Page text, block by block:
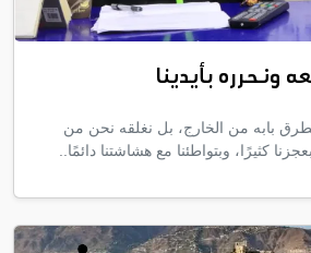
ونحرره بأيدينا
بابه من الخارج، بل نغلقه نحن من
كثيرًا، وبتواطئنا مع هشاشتنا دائمًا..